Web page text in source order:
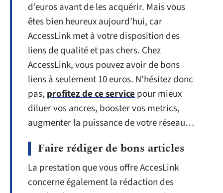
d’euros avant de les acquérir. Mais vous
êtes bien heureux aujourd’hui, car
AccessLink met à votre disposition des
liens de qualité et pas chers. Chez
AccessLink, vous pouvez avoir de bons
liens à seulement 10 euros. N’hésitez donc
pas, profitez de ce servicepour mieux
diluer vos ancres, booster vos metrics,
augmenter la puissance de votre réseau…
Faire rédiger de bons articles
La prestation que vous offre AccesLink
concerne également la rédaction des